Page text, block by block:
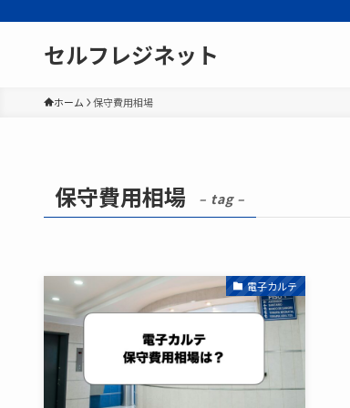
セルフレジネット
ホーム 保守費用相場
保守費用相場 – tag –
電子カルテ